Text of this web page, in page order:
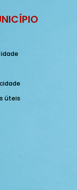
úteis